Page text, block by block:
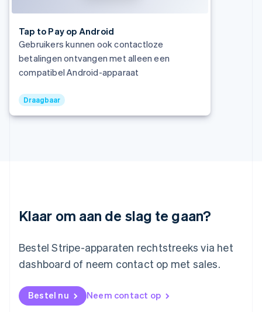
Tap to Pay op Android
Gebruikers kunnen ook contactloze
betalingen ontvangen met alleen een
compatibel Android-apparaat
Draagbaar
Klaar om aan de slag te gaan?
Bestel Stripe-apparaten rechtstreeks via het
dashboard of neem contact op met sales.
Bestel nu Neem contact op
EnglishItaliano
Letland
Liechtenstein
DeutschEnglish
English
Nederlands English
English
Noorwegen
English
Deutsch English
Polen